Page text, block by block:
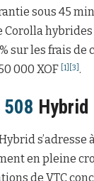
sous 45
hybrides
sur les frais de
000 XOF [1] [3] .
Hybrid
en pleine
de VTC